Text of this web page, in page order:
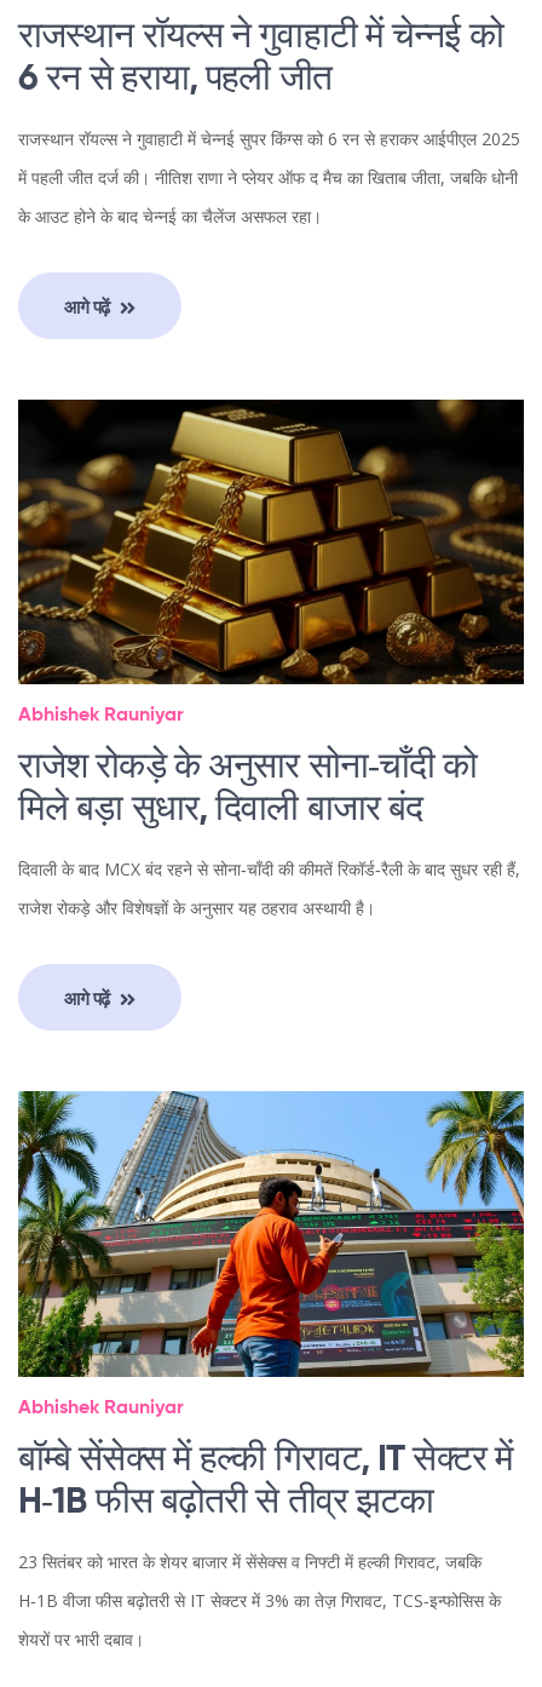
राजस्थान रॉयल्स ने गुवाहाटी में चेन्नई को
6 रन से हराया, पहली जीत
राजस्थान रॉयल्स ने गुवाहाटी में चेन्नई सुपर किंग्स को 6 रन से हराकर आईपीएल 2025
में पहली जीत दर्ज की। नीतिश राणा ने प्लेयर ऑफ द मैच का खिताब जीता, जबकि धोनी
के आउट होने के बाद चेन्नई का चैलेंज असफल रहा।
आगे पढ़ें
Abhishek Rauniyar
राजेश रोकड़े के अनुसार सोना‑चाँदी को
मिले बड़ा सुधार, दिवाली बाजार बंद
दिवाली के बाद MCX बंद रहने से सोना‑चाँदी की कीमतें रिकॉर्ड‑रैली के बाद सुधर रही हैं,
राजेश रोकड़े और विशेषज्ञों के अनुसार यह ठहराव अस्थायी है।
आगे पढ़ें
Abhishek Rauniyar
बॉम्बे सेंसेक्स में हल्की गिरावट, IT सेक्टर में
H‑1B फीस बढ़ोतरी से तीव्र झटका
23 सितंबर को भारत के शेयर बाजार में सेंसेक्स व निफ्टी में हल्की गिरावट, जबकि
H‑1B वीजा फीस बढ़ोतरी से IT सेक्टर में 3% का तेज़ गिरावट, TCS‑इन्फोसिस के
शेयरों पर भारी दबाव।